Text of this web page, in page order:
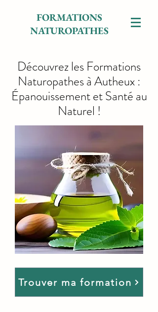
FORMATIONS
NATUROPATHES
Découvrez les Formations
Naturopathes à Autheux :
Épanouissement et Santé au
Naturel !
Trouver ma formation